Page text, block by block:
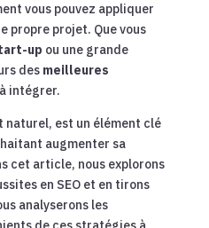
vous pouvez appliquer
propre projet. Que vous
up ou une grande
des meilleures
intégrer.
naturel, est un élément clé
augmenter sa
cet article, nous explorons
en SEO et en tirons
analyserons les